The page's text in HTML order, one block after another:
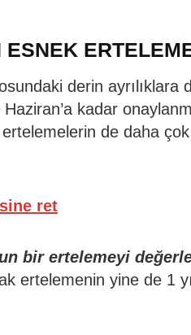
ESNEK
derin ayrılıklara
Haziran’a kadar
de daha
ret
bir ertelemeyi
ertelemenin yine de 1